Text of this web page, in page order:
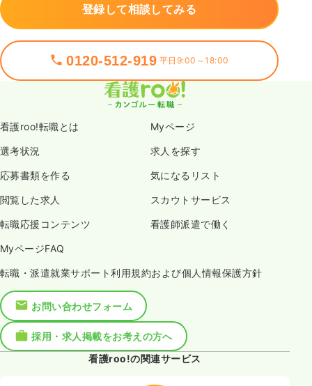
登録して相談してみる
0120-512-919 平日9:00～18:00
看護roo!転職とは Myページ
選考状況 求人を探す
応募書類を作る 気になるリスト
閲覧した求人 スカウトサービス
転職応援コンテンツ 看護師派遣で働く
MyページFAQ
転職・派遣就業サポート利用規約および個人情報保護方針
お問い合わせフォーム
採用・求人掲載をお考えの方へ
看護roo!の関連サービス